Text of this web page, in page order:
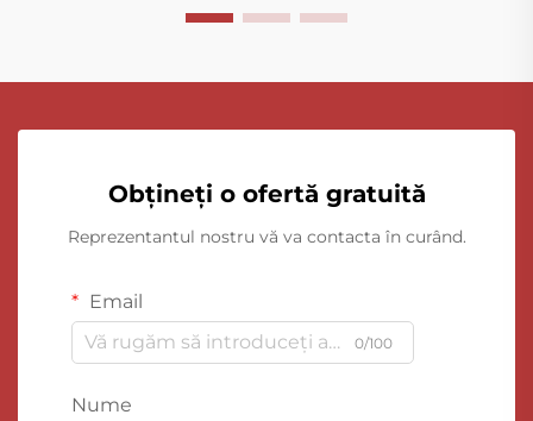
Obțineți o ofertă gratuită
Reprezentantul nostru vă va contacta în curând.
Email
0/100
Nume